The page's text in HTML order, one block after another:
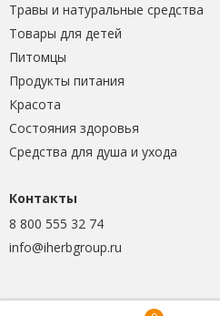
Травы и натуральные средства
Товары для детей
Питомцы
Продукты питания
Красота
Состояния здоровья
Средства для душа и ухода
Контакты
8 800 555 32 74
info@iherbgroup.ru